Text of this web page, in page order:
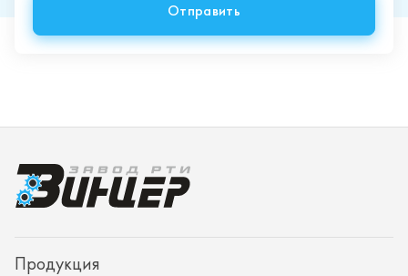
Спецпредложения
Доставка и оплата